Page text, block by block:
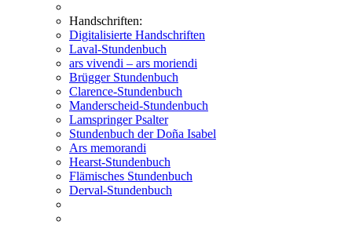
Handschriften:
Digitalisierte Handschriften
Laval-Stundenbuch
ars vivendi – ars moriendi
Brügger Stundenbuch
Clarence-Stundenbuch
Manderscheid-Stundenbuch
Lamspringer Psalter
Stundenbuch der Doña Isabel
Ars memorandi
Hearst-Stundenbuch
Flämisches Stundenbuch
Derval-Stundenbuch